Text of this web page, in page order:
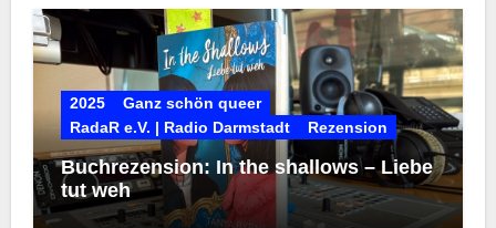
2025
Ganz schön queer
RadaR e.V. | Radio Darmstadt
Rezension
Buchrezension: In the shallows – Liebe
tut weh